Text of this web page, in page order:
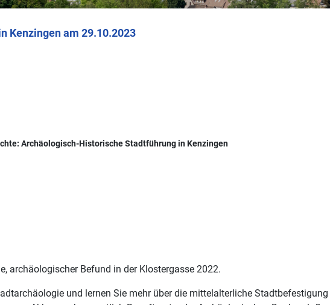
Kenzingen am 29.10.2023
Archäologisch-Historische Stadtführung in Kenzingen
archäologischer Befund in der Klostergasse 2022.
und lernen Sie mehr über die mittelalterliche